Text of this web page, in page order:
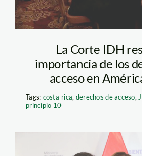
La Corte IDH
importancia de los
acceso en
Tags: costa rica, derechos de acceso,
principio 10